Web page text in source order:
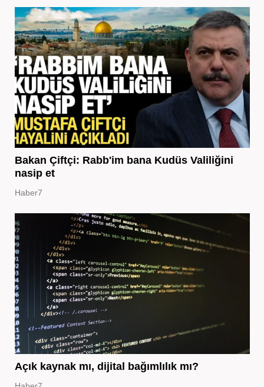
Bakan Çiftçi: Rabb'im bana Kudüs Valiliğini
nasip et
Haber7
Açık kaynak mı, dijital bağımlılık mı?